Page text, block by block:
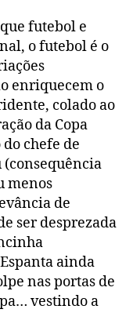
futebol e
o futebol é o
enriquecem o
colado ao
da Copa
chefe de
(consequência
menos
de
ser desprezada
ainda
nas portas de
vestindo a